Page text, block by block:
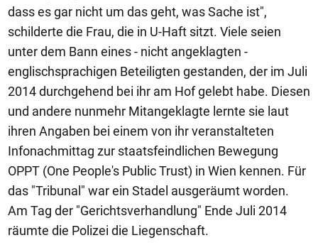
dass es gar nicht um das geht, was Sache ist",
schilderte die Frau, die in U-Haft sitzt. Viele seien
unter dem Bann eines - nicht angeklagten -
englischsprachigen Beteiligten gestanden, der im Juli
2014 durchgehend bei ihr am Hof gelebt habe. Diesen
und andere nunmehr Mitangeklagte lernte sie laut
ihren Angaben bei einem von ihr veranstalteten
Infonachmittag zur staatsfeindlichen Bewegung
OPPT (One People's Public Trust) in Wien kennen. Für
das "Tribunal" war ein Stadel ausgeräumt worden.
Am Tag der "Gerichtsverhandlung" Ende Juli 2014
räumte die Polizei die Liegenschaft.